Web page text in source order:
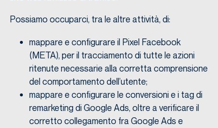
Possiamo occuparci, tra le altre attività, di:
mappare e configurare il Pixel Facebook
(META), per il tracciamento di tutte le azioni
ritenute necessarie alla corretta comprensione
del comportamento dell’utente;
mappare e configurare le conversioni e i tag di
remarketing di Google Ads, oltre a verificare il
corretto collegamento fra Google Ads e